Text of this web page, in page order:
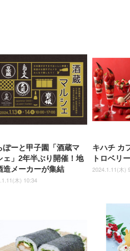
ア メッシュチェ
疲れない ブラッ
チェア 疲れない テレワーク
チェア 強化バックレスト 30
度ロッキング機能 人間工学 椅
子 腰サポート 90度跳ね上げ
式アームレスト 3Dヘッドレ
ト ハンガー付き 高反発クッ
ョン PCチェア 通気性メッシ
ュ ゲーミング/勉強/事務用 お
しゃれ パソコンチェア (ブラ
ック)
￥7,680
27.0型4K
C・ホワイ
ク付き（CFI-ZDM1J）
￥49,979
ド 42枚x2袋(84
(吸収面:ライトブ
ツ L 中型犬用 26枚入り 単品
￥1,800
ぽーと甲子園「酒蔵マ
ェ」2年半ぶり開催！地
造メーカーが集結
木) 10:34
キハチ カ
トロベリ
2024.1.11(木)